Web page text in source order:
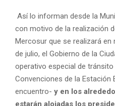
Así lo informan desde la
con motivo de la realización
Mercosur que se realizará en
de julio, el Gobierno de la
operativo especial de
Convenciones de la Estación
encuentro- y en los
estarán alojadas los